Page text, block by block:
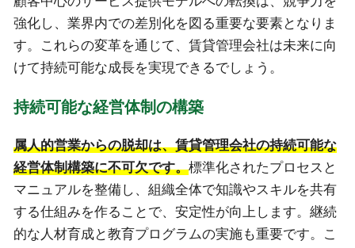
強化し、業界内での差別化を図る重要な要素となりま
す。これらの変革を通じて、賃貸管理会社は未来に向
けて持続可能な成長を実現できるでしょう。
持続可能な経営体制の構築
属人的営業からの脱却は、賃貸管理会社の持続可能な
経営体制構築に不可欠です。標準化されたプロセスと
マニュアルを整備し、組織全体で知識やスキルを共有
する仕組みを作ることで、安定性が向上します。継続
的な人材育成と教育プログラムの実施も重要です。こ